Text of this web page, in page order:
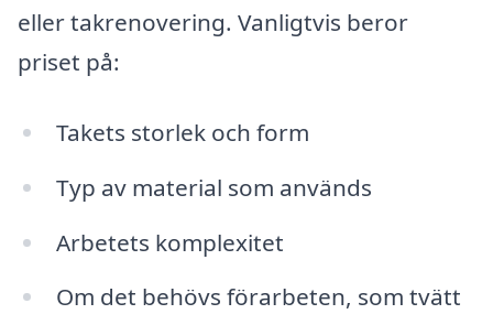
eller takrenovering. Vanligtvis beror
priset på:
Takets storlek och form
Typ av material som används
Arbetets komplexitet
Om det behövs förarbeten, som tvätt